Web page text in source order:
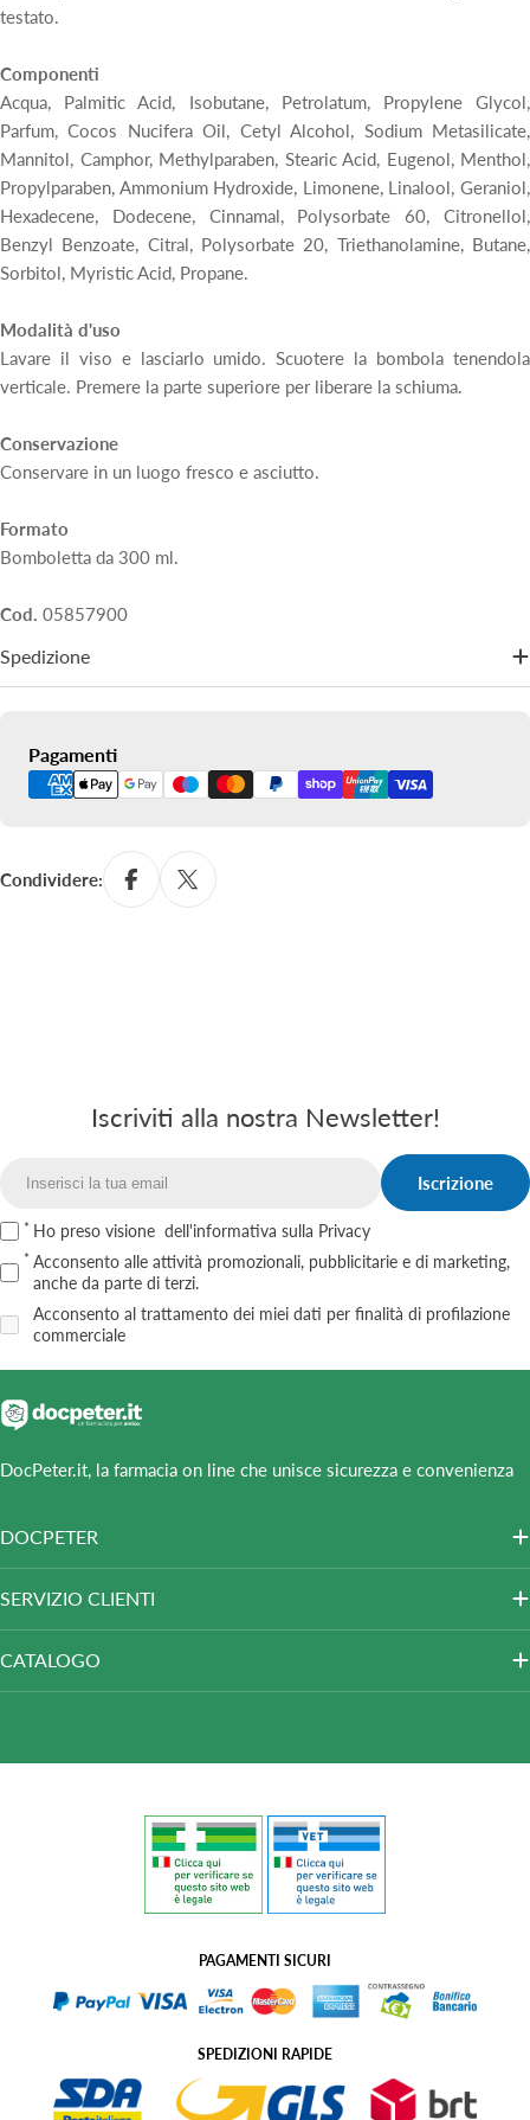
testato.
Componenti
Acqua, Palmitic Acid, Isobutane, Petrolatum, Propylene Glycol,
Parfum, Cocos Nucifera Oil, Cetyl Alcohol, Sodium Metasilicate,
Mannitol, Camphor, Methylparaben, Stearic Acid, Eugenol, Menthol,
Propylparaben, Ammonium Hydroxide, Limonene, Linalool, Geraniol,
Hexadecene, Dodecene, Cinnamal, Polysorbate 60, Citronellol,
Benzyl Benzoate, Citral, Polysorbate 20, Triethanolamine, Butane,
Sorbitol, Myristic Acid, Propane.
Modalità d'uso
Lavare il viso e lasciarlo umido. Scuotere la bombola tenendola
verticale. Premere la parte superiore per liberare la schiuma.
Conservazione
Conservare in un luogo fresco e asciutto.
Formato
Bomboletta da 300 ml.
Cod. 05857900
Spedizione
Pagamenti
Metodi
Condividere:
Iscriviti alla nostra Newsletter!
Iscrizione
Ho preso visione dell'informativa sulla Privacy
Acconsento alle attività promozionali, pubblicitarie e di marketing,
anche da parte di terzi.
Acconsento al trattamento dei miei dati per finalità di profilazione
commerciale
DocPeter.it, la farmacia on line che unisce sicurezza e convenienza
DOCPETER
SERVIZIO CLIENTI
CATALOGO
PAGAMENTI SICURI
SPEDIZIONI RAPIDE